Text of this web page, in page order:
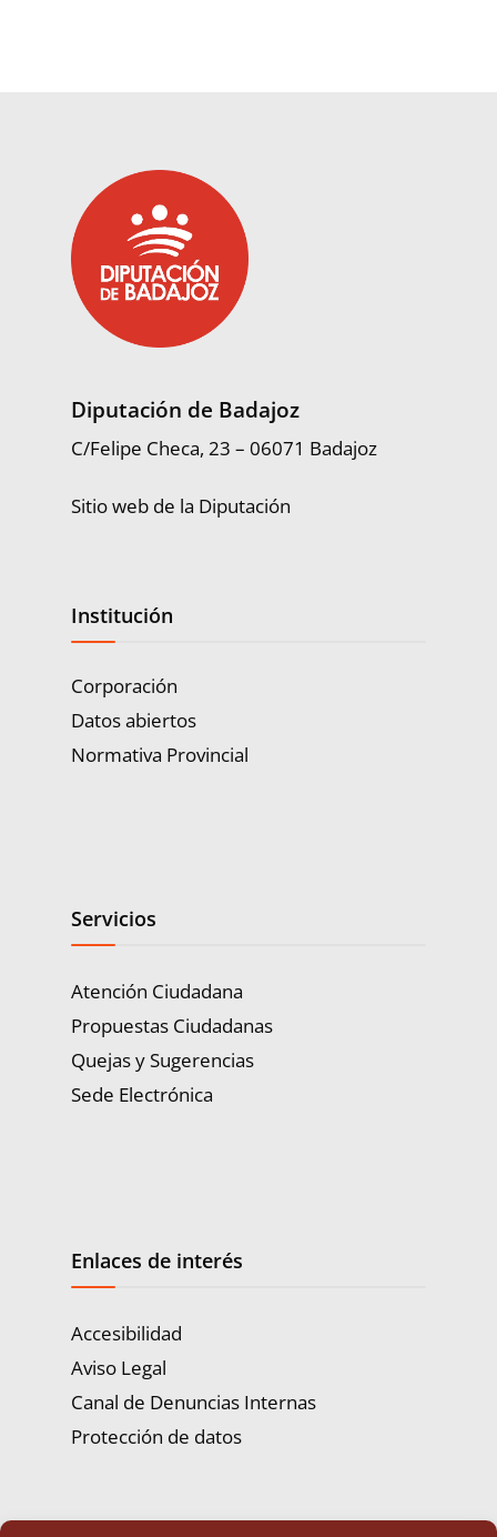
Diputación de Badajoz
C/Felipe Checa, 23 – 06071 Badajoz
Sitio web de la Diputación
Institución
Corporación
Datos abiertos
Normativa Provincial
Servicios
Atención Ciudadana
Propuestas Ciudadanas
Quejas y Sugerencias
Sede Electrónica
Enlaces de interés
Accesibilidad
Aviso Legal
Canal de Denuncias Internas
Protección de datos